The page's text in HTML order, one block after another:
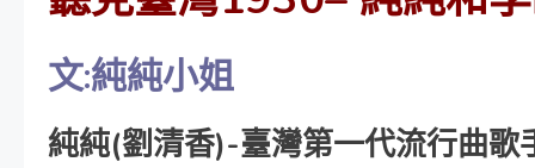
文:純純小姐
純純(劉清香)-臺灣第一代流行曲